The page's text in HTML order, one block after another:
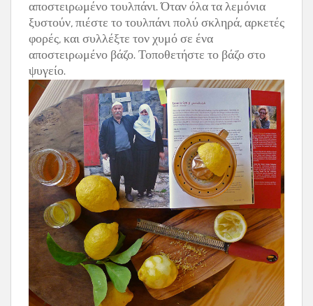
αποστειρωμένο τουλπάνι. Όταν όλα τα λεμόνια
ξυστούν, πιέστε το τουλπάνι πολύ σκληρά, αρκετές
φορές, και συλλέξτε τον χυμό σε ένα
αποστειρωμένο βάζο. Τοποθετήστε το βάζο στο
ψυγείο.